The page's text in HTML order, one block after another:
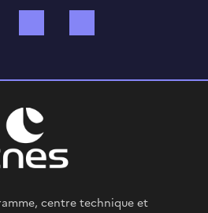
centre technique et